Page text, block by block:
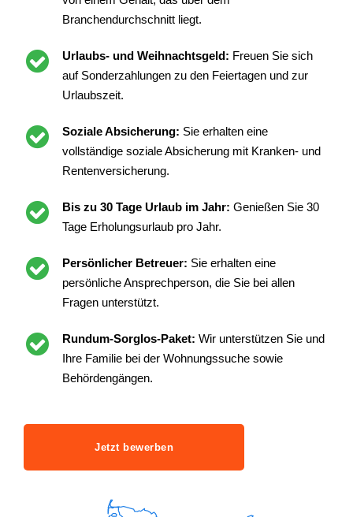
Branchendurchschnitt liegt.
Urlaubs- und Weihnachtsgeld: Freuen Sie sich
auf Sonderzahlungen zu den Feiertagen und zur
Urlaubszeit.
Soziale Absicherung: Sie erhalten eine
vollständige soziale Absicherung mit Kranken- und
Rentenversicherung.
Bis zu 30 Tage Urlaub im Jahr: Genießen Sie 30
Tage Erholungsurlaub pro Jahr.
Persönlicher Betreuer: Sie erhalten eine
persönliche Ansprechperson, die Sie bei allen
Fragen unterstützt.
Rundum-Sorglos-Paket: Wir unterstützen Sie und
Ihre Familie bei der Wohnungssuche sowie
Behördengängen.
Jetzt bewerben